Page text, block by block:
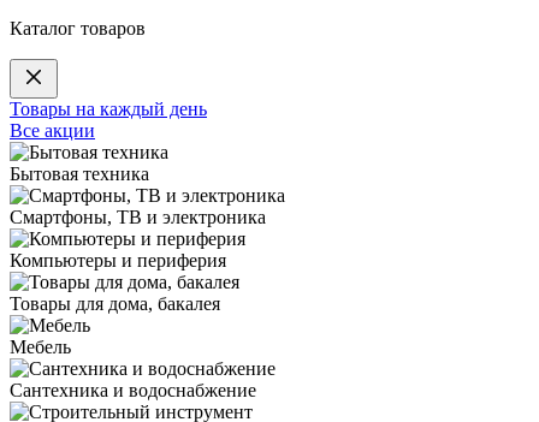
Каталог товаров
Товары на каждый день
Все акции
Бытовая техника
Смартфоны, ТВ и электроника
Компьютеры и периферия
Товары для дома, бакалея
Мебель
Сантехника и водоснабжение